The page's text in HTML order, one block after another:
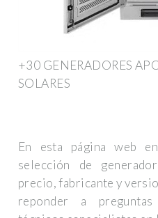
+30 GENERADORES
SOLARES
En esta página web
selección de
precio, fabricante y
reponder a preguntas